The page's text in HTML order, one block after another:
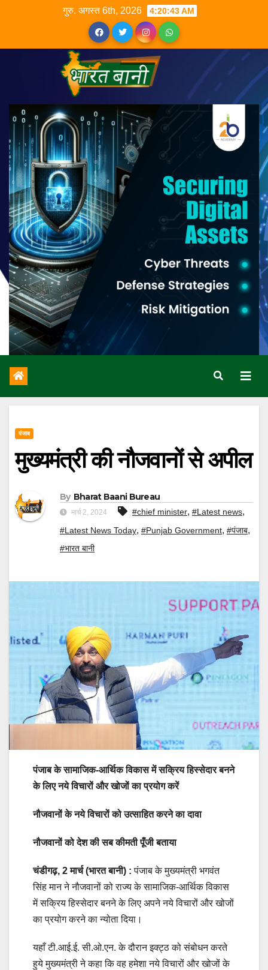
गुरु. अगस्त 6th, 2026 4:20:44 AM
पंजाब
मुख्यमंत्री की नौजवानों से अपील
By Bharat Baani Bureau
मार्च 2, 2024 #chief minister, #Latest news,
#Latest News Today, #Punjab Government, #पंजाब,
#भारत बानी
पंजाब के सामाजिक-आर्थिक विकास में सक्रिय हिस्सेदार बनने
के लिए नये विचारों और खोजों का प्रयोग करें
नौजवानों के नये विचारों को उत्साहित करने का दावा
नौजवानों को देश की सब कीमती पूँजी बताया
चंडीगढ़, 2 मार्च (भारत बानी) : पंजाब के मुख्यमंत्री भगवंत
सिंह मान ने नौजवानों को राज्य के सामाजिक-आर्थिक विकास
में सक्रिय हिस्सेदार बनने के लिए अपने नये विचारों और खोजों
का प्रयोग करने का न्योता दिया।
यहाँ टी.आई.ई. सी.ओ.एन. के दौरान इक्ट्ठ को संबोधन करते
हुये मुख्यमंत्री ने कहा कि वह हमेशा नये विचारों और खोजों के